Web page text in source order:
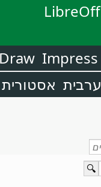
Impress
ערבית אסטורית